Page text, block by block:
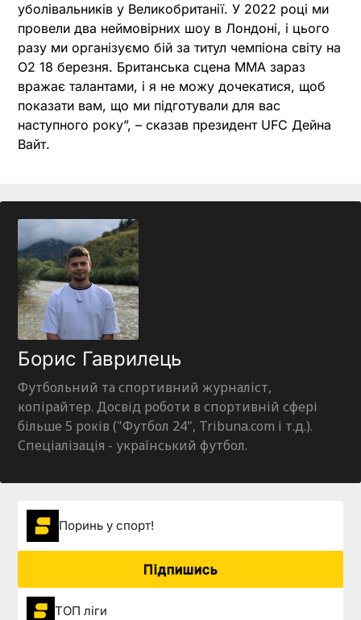
уболівальників у Великобританії. У 2022 році ми
провели два неймовірних шоу в Лондоні, і цього
разу ми організуємо бій за титул чемпіона світу на
O2 18 березня. Британська сцена ММА зараз
вражає талантами, і я не можу дочекатися, щоб
показати вам, що ми підготували для вас
наступного року”, – сказав президент UFC Дейна
Вайт.
Борис Гаврилець
Футбольний та спортивний журналіст,
копірайтер. Досвід роботи в спортивній сфері
більше 5 років ("Футбол 24", Tribuna.com і т.д.).
Спеціалізація - український футбол.
Поринь у спорт!
Підпишись
ТОП ліги